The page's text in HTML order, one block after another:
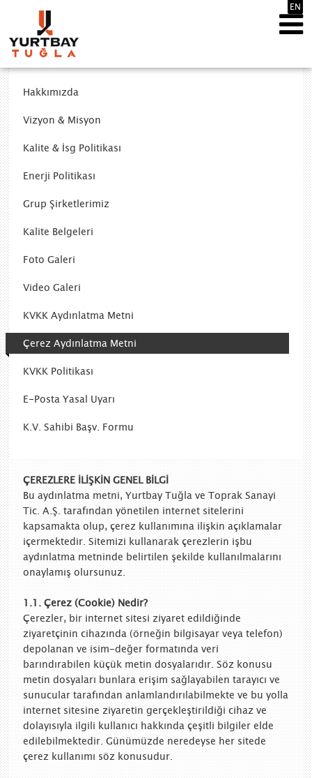
EN
Hakkımızda
Vizyon & Misyon
Kalite & İsg Politikası
Enerji Politikası
Grup Şirketlerimiz
Kalite Belgeleri
Foto Galeri
Video Galeri
KVKK Aydınlatma Metni
Çerez Aydınlatma Metni
KVKK Politikası
E-Posta Yasal Uyarı
K.V. Sahibi Başv. Formu
ÇEREZLERE İLİŞKİN GENEL BİLGİ
Bu aydınlatma metni, Yurtbay Tuğla ve Toprak Sanayi
Tic. A.Ş. tarafından yönetilen internet sitelerini
kapsamakta olup, çerez kullanımına ilişkin açıklamalar
içermektedir. Sitemizi kullanarak çerezlerin işbu
aydınlatma metninde belirtilen şekilde kullanılmalarını
onaylamış olursunuz.
1.1. Çerez (Cookie) Nedir?
Çerezler, bir internet sitesi ziyaret edildiğinde
ziyaretçinin cihazında (örneğin bilgisayar veya telefon)
depolanan ve isim-değer formatında veri
barındırabilen küçük metin dosyalarıdır. Söz konusu
metin dosyaları bunlara erişim sağlayabilen tarayıcı ve
sunucular tarafından anlamlandırılabilmekte ve bu yolla
internet sitesine ziyaretin gerçekleştirildiği cihaz ve
dolayısıyla ilgili kullanıcı hakkında çeşitli bilgiler elde
edilebilmektedir. Günümüzde neredeyse her sitede
çerez kullanımı söz konusudur.